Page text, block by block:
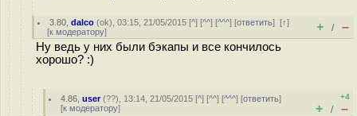
3.80 ,dalco (ok), 03:15, 21/05/2015 [^] [^^] [^^^] [ответить][↑]
[к модератору] + / –
Ну ведь у них были бэкапы и все кончилось
хорошо? :)
4.86 ,user(??), 13:14, 21/05/2015 [^] [^^] [^^^] [ответить]
[к модератору]
+4
+ / –